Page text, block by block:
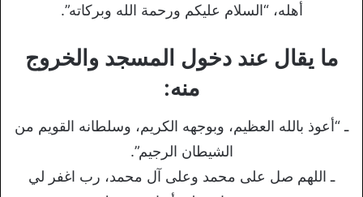
أهله، “السلام عليكم ورحمة الله وبركاته”.
ما يقال عند دخول المسجد والخروج
منه:
ـ “أعوذ بالله العظيم، وبوجهه الكريم، وسلطانه القويم من
الشيطان الرجيم”.
ـ اللهم صل على محمد وعلى آل محمد، رب اغفر لي